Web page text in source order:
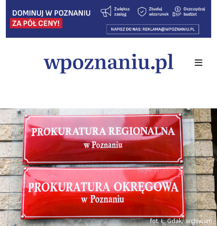
fot. Ł. Gdak/ archiwum